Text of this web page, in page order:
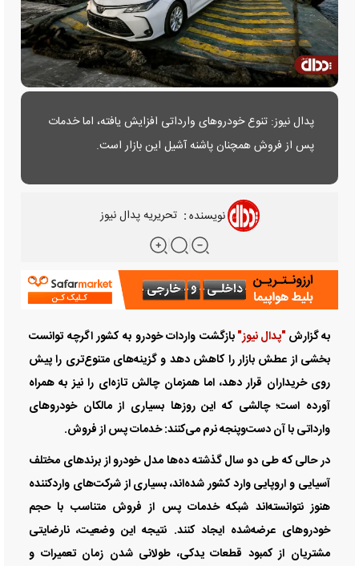
پدال نیوز: تنوع خودرو‌های وارداتی افزایش یافته، اما خدمات
پس از فروش همچنان پاشنه آشیل این بازار است.
نویسنده: تحریریه پدال نیوز
به گزارش"پدال نیوز"بازگشت واردات خودرو به کشور اگرچه توانست
بخشی از عطش بازار را کاهش دهد و گزینه‌های متنوع‌تری را پیش
روی خریداران قرار دهد، اما همزمان چالش تازه‌ای را نیز به همراه
آورده است؛ چالشی که این روز‌ها بسیاری از مالکان خودرو‌های
وارداتی با آن دست‌وپنجه نرم می‌کنند: خدمات پس از فروش.
در حالی که طی دو سال گذشته ده‌ها مدل خودرو از برند‌های مختلف
آسیایی و اروپایی وارد کشور شده‌اند، بسیاری از شرکت‌های واردکننده
هنوز نتوانسته‌اند شبکه خدمات پس از فروش متناسب با حجم
خودرو‌های عرضه‌شده ایجاد کنند. نتیجه این وضعیت، نارضایتی
مشتریان از کمبود قطعات یدکی، طولانی شدن زمان تعمیرات و